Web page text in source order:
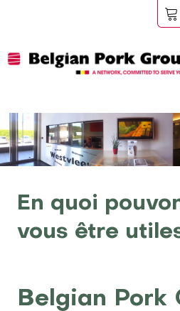
En quoi
vous être
Belgian Pork